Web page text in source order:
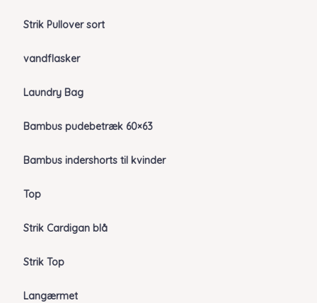
Strik Pullover sort
vandflasker
Laundry Bag
Bambus pudebetræk 60×63
Bambus indershorts til kvinder
Top
Strik Cardigan blå
Strik Top
Langærmet